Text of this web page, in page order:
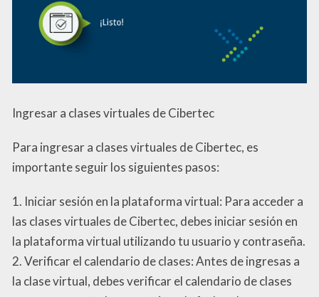
Ingresar a clases virtuales de Cibertec
Para ingresar a clases virtuales de Cibertec, es
importante seguir los siguientes pasos:
1. Iniciar sesión en la plataforma virtual: Para acceder a
las clases virtuales de Cibertec, debes iniciar sesión en
la plataforma virtual utilizando tu usuario y contraseña.
2. Verificar el calendario de clases: Antes de ingresas a
la clase virtual, debes verificar el calendario de clases